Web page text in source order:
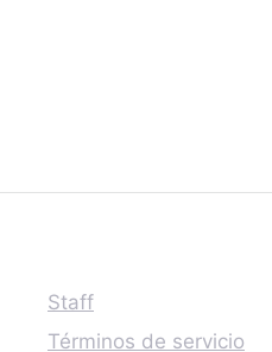
Staff
Términos de servicio